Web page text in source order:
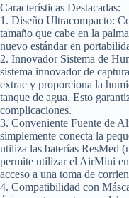
Características Destacadas:
1. Diseño Ultracompacto:
tamaño que cabe en la
nuevo estándar en
2. Innovador Sistema de
sistema innovador de
extrae y proporciona la
tanque de agua. Esto
complicaciones.
3. Conveniente Fuente de
simplemente conecta la
utiliza las baterías ResMed
permite utilizar el AirMini
acceso a una toma de
4. Compatibilidad con